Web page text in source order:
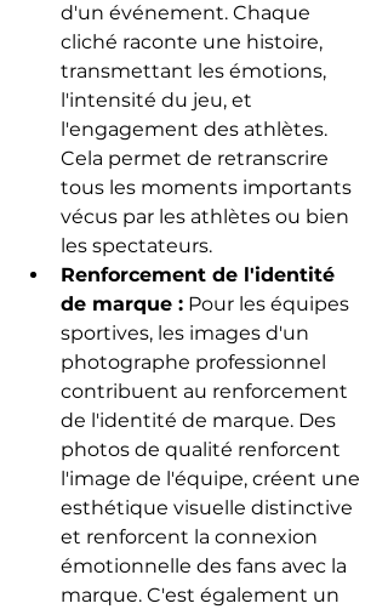
d'un événement. Chaque
cliché raconte une histoire,
transmettant les émotions,
l'intensité du jeu, et
l'engagement des athlètes.
Cela permet de retranscrire
tous les moments importants
vécus par les athlètes ou bien
les spectateurs.
Renforcement de l'identité
de marque : Pour les équipes
sportives, les images d'un
photographe professionnel
contribuent au renforcement
de l'identité de marque. Des
photos de qualité renforcent
l'image de l'équipe, créent une
esthétique visuelle distinctive
et renforcent la connexion
émotionnelle des fans avec la
marque. C'est également un